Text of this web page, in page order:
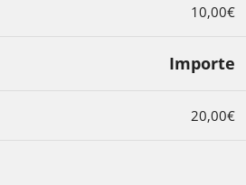
10,00€
Importe
20,00€